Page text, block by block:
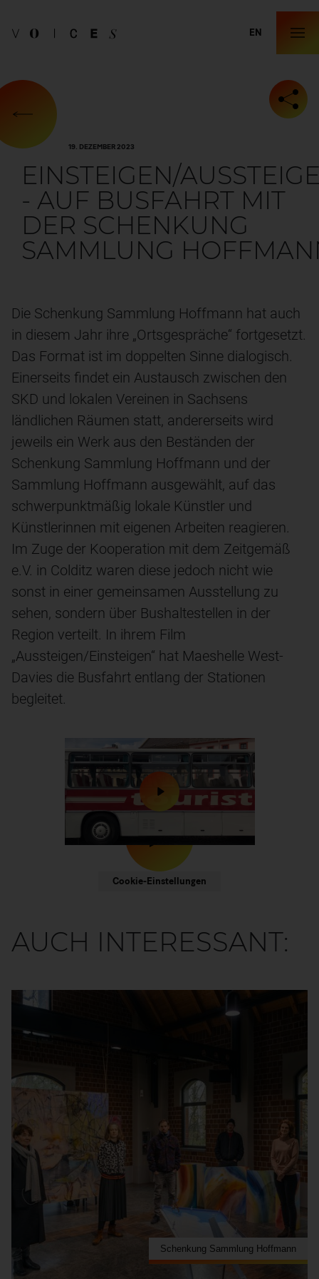
EN
EINSTEIGEN/
- AUF BUSFAHRT MIT
DER SCHENKUNG
SAMMLUNG
19. DEZEMBER 2023
Die Schenkung Sammlung Hoffmann hat auch
in diesem Jahr ihre „Ortsgespräche“ fortgesetzt.
Das Format ist im doppelten Sinne dialogisch.
Einerseits findet ein Austausch zwischen den
SKD und lokalen Vereinen in Sachsens
ländlichen Räumen statt, andererseits wird
jeweils ein Werk aus den Beständen der
Schenkung Sammlung Hoffmann und der
Sammlung Hoffmann ausgewählt, auf das
schwerpunktmäßig lokale Künstler und
Künstlerinnen mit eigenen Arbeiten reagieren.
Im Zuge der Kooperation mit dem Zeitgemäß
e.V. in Colditz waren diese jedoch nicht wie
sonst in einer gemeinsamen Ausstellung zu
sehen, sondern über Bushaltestellen in der
Region verteilt. In ihrem Film
„Aussteigen/Einsteigen“ hat Maeshelle West-
Davies die Busfahrt entlang der Stationen
begleitet.
Wir möchten Sie darauf hinweisen, dass beim
Anzeigen von externen Inhalten Daten an
Drittanbieter übermittelt werden. Weitere
Informationen finden Sie in unseren.
Cookie-Einstellungen
AUCH INTERESSANT:
Schenkung Sammlung Hoffmann